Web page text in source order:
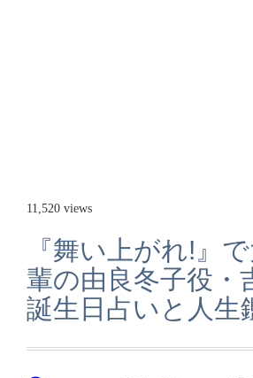
11,520 views
『舞い上がれ!』
輩の由良冬子役・
誕生日占いと人生